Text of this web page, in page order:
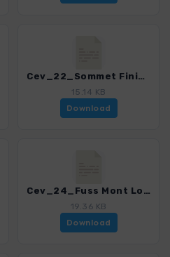
Cev_22_Sommet Finiels_4323_4.gpx
15.14 KB
Download
Cev_24_Fuss Mont Lozere_4323_4.gpx
19.36 KB
Download